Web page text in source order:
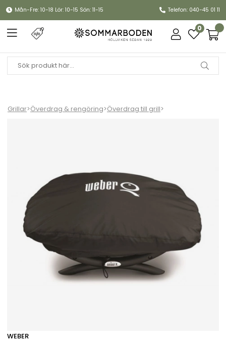
Mån-Fre: 10-18 Lör: 10-15 Sön: 11-15 Telefon: 040-45 01 11
0
Grillar>Överdrag & rengöring>Överdrag till grill>
WEBER